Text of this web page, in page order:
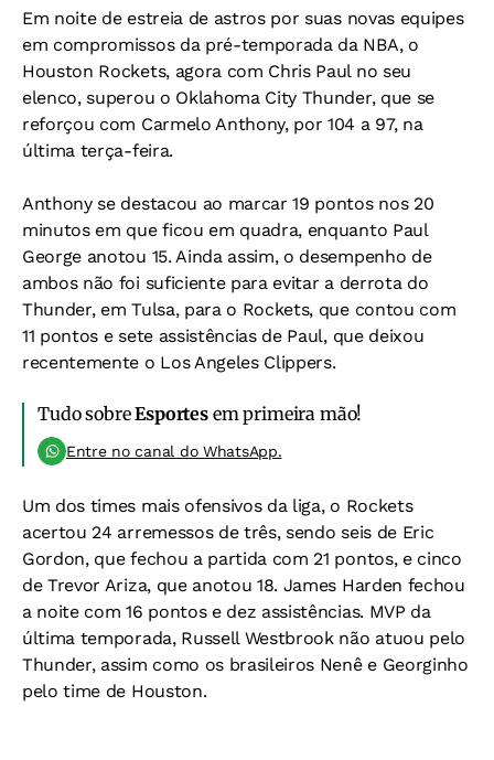
Em noite de estreia de astros por suas novas equipes
em compromissos da pré-temporada da NBA, o
Houston Rockets, agora com Chris Paul no seu
elenco, superou o Oklahoma City Thunder, que se
reforçou com Carmelo Anthony, por 104 a 97, na
última terça-feira.
Anthony se destacou ao marcar 19 pontos nos 20
minutos em que ficou em quadra, enquanto Paul
George anotou 15. Ainda assim, o desempenho de
ambos não foi suficiente para evitar a derrota do
Thunder, em Tulsa, para o Rockets, que contou com
11 pontos e sete assistências de Paul, que deixou
recentemente o Los Angeles Clippers.
Tudo sobreEsportesem primeira mão!
Entre no canal do WhatsApp.
Um dos times mais ofensivos da liga, o Rockets
acertou 24 arremessos de três, sendo seis de Eric
Gordon, que fechou a partida com 21 pontos, e cinco
de Trevor Ariza, que anotou 18. James Harden fechou
a noite com 16 pontos e dez assistências. MVP da
última temporada, Russell Westbrook não atuou pelo
Thunder, assim como os brasileiros Nenê e Georginho
pelo time de Houston.